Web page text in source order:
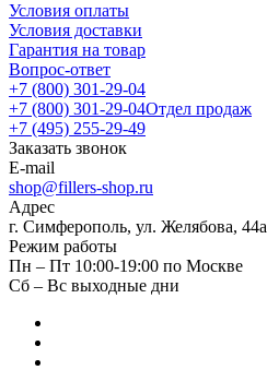
Условия оплаты
Условия доставки
Гарантия на товар
Вопрос-ответ
+7 (800) 301-29-04
+7 (800) 301-29-04Отдел продаж
+7 (495) 255-29-49
Заказать звонок
E-mail
shop@fillers-shop.ru
Адрес
г. Симферополь, ул. Желябова, 44а
Режим работы
Пн – Пт 10:00-19:00 по Москве
Сб – Вс выходные дни